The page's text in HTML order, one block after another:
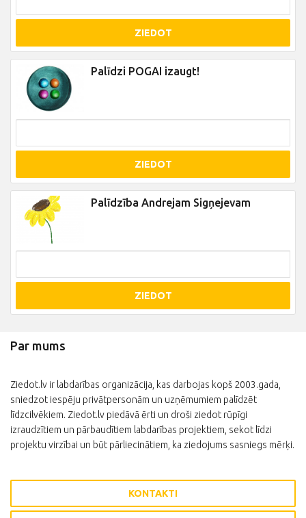
ZIEDOT
Palīdzi POGAI izaugt!
ZIEDOT
Palīdzība Andrejam Sigņejevam
ZIEDOT
Par mums
Ziedot.lv ir labdarības organizācija, kas darbojas kopš 2003.gada,
sniedzot iespēju privātpersonām un uzņēmumiem palīdzēt
līdzcilvēkiem. Ziedot.lv piedāvā ērti un droši ziedot rūpīgi
izraudzītiem un pārbaudītiem labdarības projektiem, sekot līdzi
projektu virzībai un būt pārliecinātiem, ka ziedojums sasniegs mērķi.
KONTAKTI